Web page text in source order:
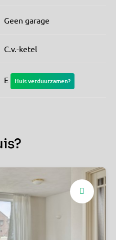
Geen garage
C.v.-ketel
E Huis verduurzamen?